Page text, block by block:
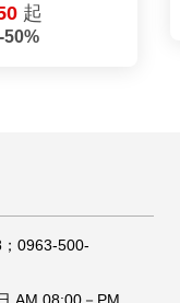
起
-50%
0963-500-